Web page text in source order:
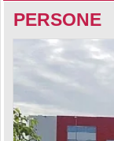
PERSONE